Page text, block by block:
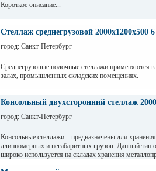
Короткое описание...
Стеллаж среднегрузовой 2000х1200х500
город: Санкт-Петербург
Среднегрузовые полочные стеллажи применяются
залах, промышленных складских помещениях.
зависимости от длины. Полочные стеллажи состоят
краской. Уровни хранения могут регулировать по
Консольный двухсторонний стеллаж
город: Санкт-Петербург
Консольные стеллажи – предназначены для хранения
длинномерных и негабаритных грузов. Данный тип
широко используется на складах хранения